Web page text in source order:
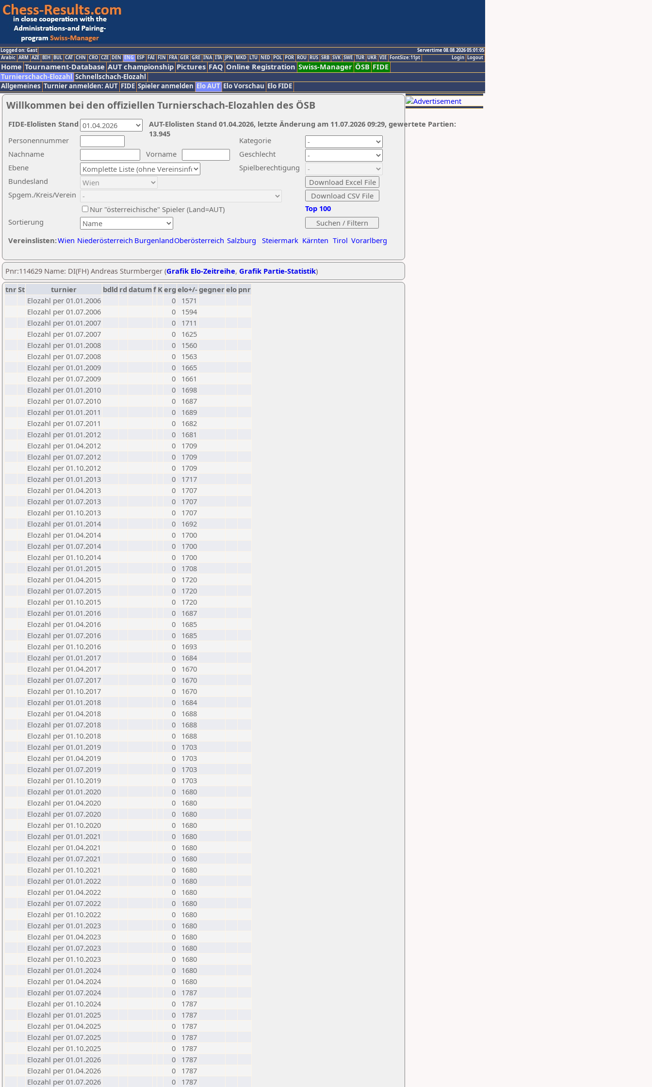
Logged on: Gast
Servertime 08.08.2026 05:01:05
Logout
Login
Arabic ARM AZE BIH BUL CAT CHN CRO CZE DEN ENG ESP FAI FIN FRA GER GRE INA ITA JPN MKD LTU NED POL POR ROU RUS SRB SVK SWE TUR UKR VIE FontSize:11pt
Home Tournament-Database AUT championship Pictures FAQ Online Registration Swiss-Manager ÖSB FIDE
Turnierschach-Elozahl Schnellschach-Elozahl
Allgemeines Turnier anmelden: AUT FIDE Spieler anmelden Elo AUT Elo Vorschau Elo FIDE
Willkommen bei den offiziellen Turnierschach-Elozahlen des ÖSB
Nachname
Vorname
Ebene
Kategorie
Sortierung
Personennummer
Bundesland
Spgem./Kreis/Verein
Geschlecht
Nur "österreichische" Spieler (Land=AUT)
Spielberechtigung
Vereinslisten:Wien Niederösterreich BurgenlandOberösterreich Salzburg Steiermark Kärnten Tirol Vorarlberg
Top 100
AUT-Elolisten Stand 01.04.2026, letzte Änderung am 11.07.2026 09:29, gewertete Partien:
13.945
FIDE-Elolisten Stand
Pnr:114629 Name: DI(FH) Andreas Sturmberger (Grafik Elo-Zeitreihe, Grafik Partie-Statistik)
tnrSt turnier bdld rd datumf Kerg elo+/-gegnerelo pnr
Elozahl per 01.01.2006
0
1571
Elozahl per 01.07.2006
0
1594
Elozahl per 01.01.2007
0
1711
Elozahl per 01.07.2007
0
1625
Elozahl per 01.01.2008
0
1560
Elozahl per 01.07.2008
0
1563
Elozahl per 01.01.2009
0
1665
Elozahl per 01.07.2009
0
1661
Elozahl per 01.01.2010
0
1698
Elozahl per 01.07.2010
0
1687
Elozahl per 01.01.2011
0
1689
Elozahl per 01.07.2011
0
1682
Elozahl per 01.01.2012
0
1681
Elozahl per 01.04.2012
0
1709
Elozahl per 01.07.2012
0
1709
Elozahl per 01.10.2012
0
1709
Elozahl per 01.01.2013
0
1717
Elozahl per 01.04.2013
0
1707
Elozahl per 01.07.2013
0
1707
Elozahl per 01.10.2013
0
1707
Elozahl per 01.01.2014
0
1692
Elozahl per 01.04.2014
0
1700
Elozahl per 01.07.2014
0
1700
Elozahl per 01.10.2014
0
1700
Elozahl per 01.01.2015
0
1708
Elozahl per 01.04.2015
0
1720
Elozahl per 01.07.2015
0
1720
Elozahl per 01.10.2015
0
1720
Elozahl per 01.01.2016
0
1687
Elozahl per 01.04.2016
0
1685
Elozahl per 01.07.2016
0
1685
Elozahl per 01.10.2016
0
1693
Elozahl per 01.01.2017
0
1684
Elozahl per 01.04.2017
0
1670
Elozahl per 01.07.2017
0
1670
Elozahl per 01.10.2017
0
1670
Elozahl per 01.01.2018
0
1684
Elozahl per 01.04.2018
0
1688
Elozahl per 01.07.2018
0
1688
Elozahl per 01.10.2018
0
1688
Elozahl per 01.01.2019
0
1703
Elozahl per 01.04.2019
0
1703
Elozahl per 01.07.2019
0
1703
Elozahl per 01.10.2019
0
1703
Elozahl per 01.01.2020
0
1680
Elozahl per 01.04.2020
0
1680
Elozahl per 01.07.2020
0
1680
Elozahl per 01.10.2020
0
1680
Elozahl per 01.01.2021
0
1680
Elozahl per 01.04.2021
0
1680
Elozahl per 01.07.2021
0
1680
Elozahl per 01.10.2021
0
1680
Elozahl per 01.01.2022
0
1680
Elozahl per 01.04.2022
0
1680
Elozahl per 01.07.2022
0
1680
Elozahl per 01.10.2022
0
1680
Elozahl per 01.01.2023
0
1680
Elozahl per 01.04.2023
0
1680
Elozahl per 01.07.2023
0
1680
Elozahl per 01.10.2023
0
1680
Elozahl per 01.01.2024
0
1680
Elozahl per 01.04.2024
0
1680
Elozahl per 01.07.2024
0
1787
Elozahl per 01.10.2024
0
1787
Elozahl per 01.01.2025
0
1787
Elozahl per 01.04.2025
0
1787
Elozahl per 01.07.2025
0
1787
Elozahl per 01.10.2025
0
1787
Elozahl per 01.01.2026
0
1787
Elozahl per 01.04.2026
0
1787
Elozahl per 01.07.2026
0 1787